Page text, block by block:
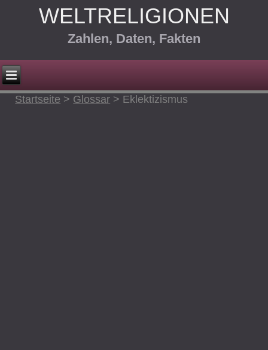
WELTRELIGIONEN
Zahlen, Daten, Fakten
Startseite > Glossar > Eklektizismus